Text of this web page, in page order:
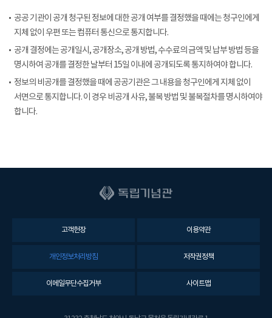
공공 기관이 공개 청구된 정보에 대한 공개 여부를 결정했을 때에는 청구인에게
지체 없이 우편 또는 컴퓨터 통신으로 통지합니다.
공개 결정에는 공개일시, 공개장소, 공개 방법, 수수료의 금액 및 납부 방법 등을
명시하여 공개를 결정한 날부터 15일 이내에 공개되도록 통지하여야 합니다.
정보의 비공개를 결정했을 때에 공공기관은 그 내용을 청구인에게 지체 없이
서면으로 통지합니다. 이 경우 비공개 사유, 불복 방법 및 불복절차를 명시하여야
합니다.
고객헌장 이용약관
개인정보처리방침 저작권정책
이메일무단수집거부 사이트맵